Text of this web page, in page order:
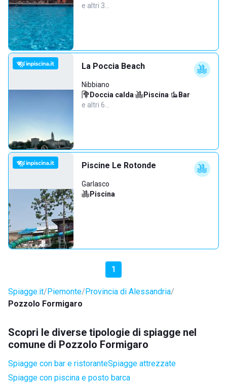
e altri 3…
La Poccia Beach
Nibbiano
Doccia calda· Piscina· Bar·
e altri 6…
Piscine Le Rotonde
Garlasco
Piscina
1
Spiagge.it Piemonte Provincia di Alessandria
Pozzolo Formigaro
Scopri le diverse tipologie di spiagge nel
comune di Pozzolo Formigaro
Spiagge con bar e ristoranteSpiagge attrezzate
Spiagge con piscina e posto barca